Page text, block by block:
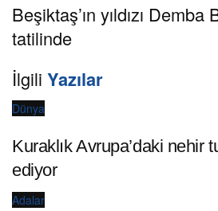
Beşiktaş’ın yıldızı Demba
tatilinde
İlgili Yazılar
Dünya
Kuraklık Avrupa’daki nehir
ediyor
Adalar